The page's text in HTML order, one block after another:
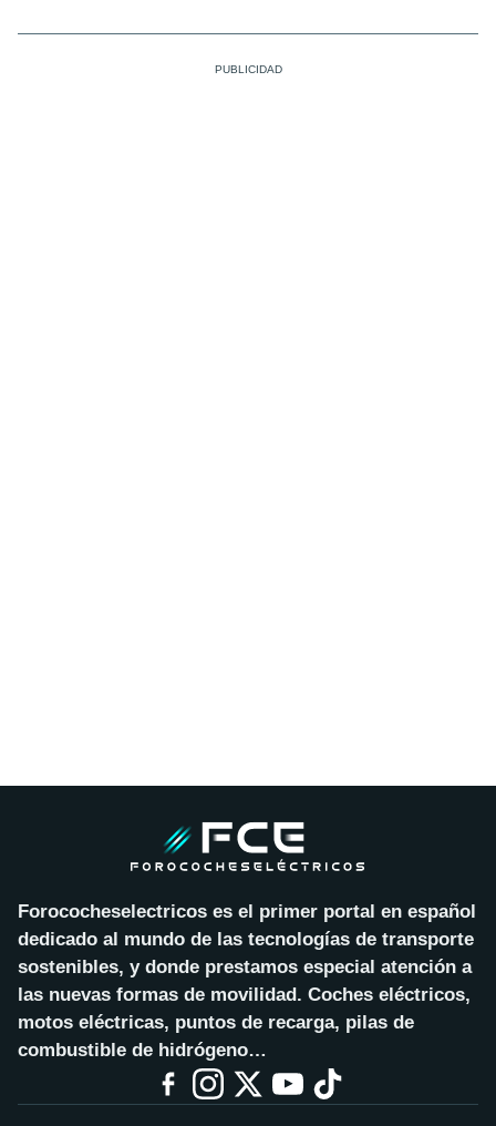
Forococheselectricos es el primer portal en español
dedicado al mundo de las tecnologías de transporte
sostenibles, y donde prestamos especial atención a
las nuevas formas de movilidad. Coches eléctricos,
motos eléctricas, puntos de recarga, pilas de
combustible de hidrógeno…